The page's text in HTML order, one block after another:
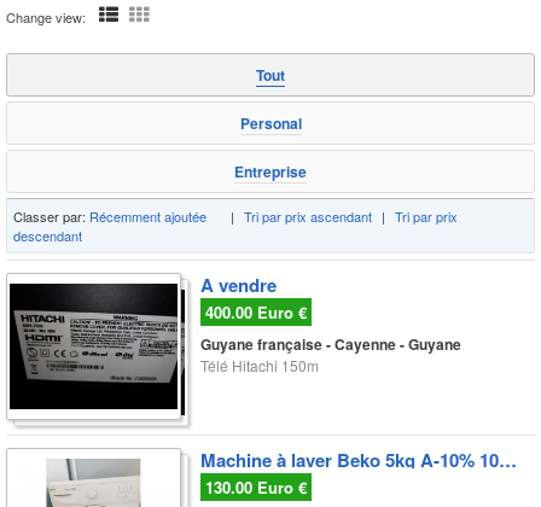
Change view:
Tout
Personal
Entreprise
Classer par: Récemment ajoutée | Tri par prix ascendant | Tri par prix
descendant
A vendre
400.00 Euro €
Guyane française-Cayenne-Guyane
Télé Hitachi 150m
Machine à laver Beko 5kg A-10% 1000rpm
130.00 Euro €